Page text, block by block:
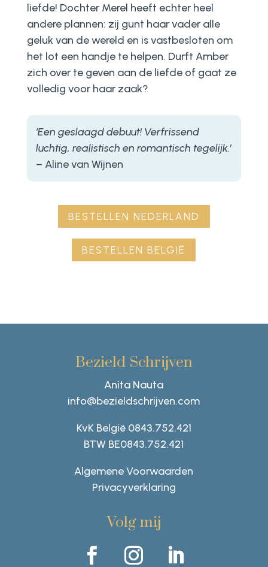
liefde! Dochter Merel heeft echter heel
andere plannen: zij gunt haar vader alle
geluk van de wereld en is vastbesloten om
het lot een handje te helpen. Durft Amber
zich over te geven aan de liefde of gaat ze
volledig voor haar zaak?
‘Een geslaagd debuut! Verfrissend
luchtig, realistisch en romantisch tegelijk.’
– Aline van Wijnen
BESTELLEN NEDERLAND
BESTELLEN BELGIË
Bezield Schrijven
Anita Nauta
info@bezieldschrijven.com
KvK België 0843.752.421
BTW BE0843.752.421
Algemene Voorwaarden
Privacyverklaring
Volg mij